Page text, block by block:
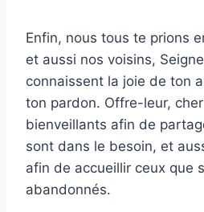
Enfin, nous tous te prions
et aussi nos voisins,
connaissent la joie de ton
ton pardon. Offre-leur,
bienveillants afin de
sont dans le besoin, et
afin de accueillir ceux que
abandonnés.